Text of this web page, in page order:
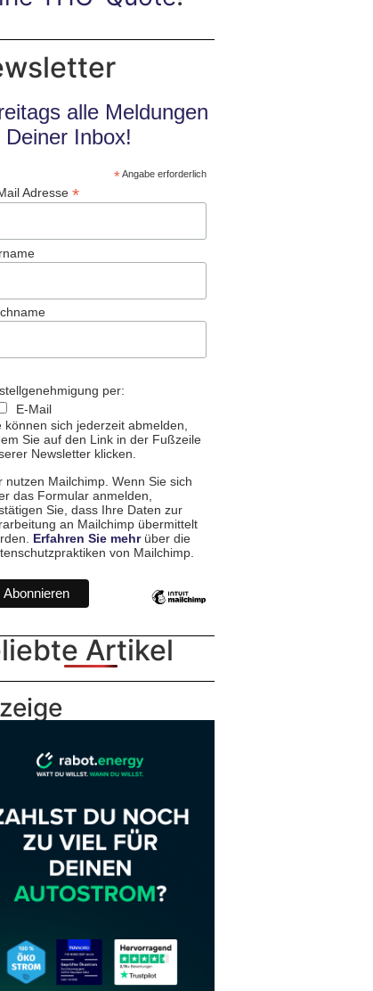
alle Meldungen
Deiner Inbox!
*Angabe erforderlich
Adresse*
per:
E-Mail
können sich jederzeit abmelden,
Sie auf den Link in der Fußzeile
Newsletter klicken.
nutzen Mailchimp. Wenn Sie sich
das Formular anmelden,
Sie, dass Ihre Daten zur
an Mailchimp übermittelt
Erfahren Sie mehrüber die
von Mailchimp.
Artikel